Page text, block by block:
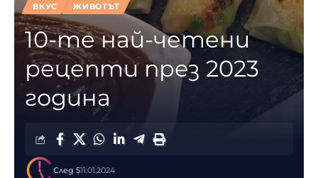
ВКУС ЖИВОТЪТ
10-те най-четени
рецепти през 2023
година
След 511.01.2024